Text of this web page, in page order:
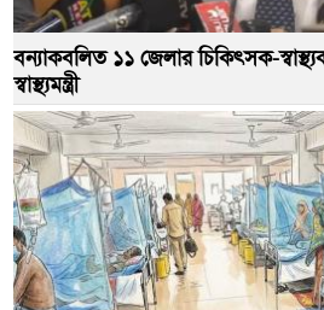
বন্যাকবলিত ১১ জেলার চিকিৎসক-
স্বাস্থ্যমন্ত্রী